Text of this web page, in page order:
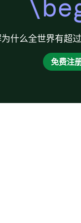
什么全世界有超
免费注